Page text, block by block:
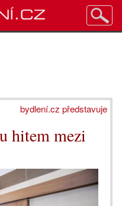
bydlení.cz představuje
hitem mezi